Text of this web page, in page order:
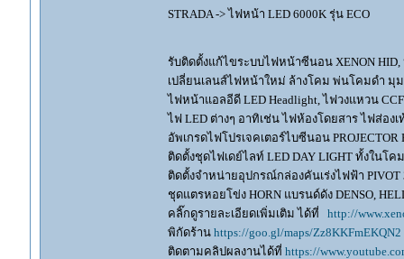
STRADA -> ไฟหน้า LED 6000K รุ่น ECO
รับติดตั้งแก้ไขระบบไฟหน้าซีนอน XENON
เปลี่ยนเลนส์ไฟหน้าใหม่ ล้างโคม พ่นโคมดำ มุ
ไฟหน้าแอลอีดี LED Headlight, ไฟวงแหวน
ไฟ LED ต่างๆ อาทิเช่น ไฟห้องโดยสาร ไฟส่อ
อัพเกรดไฟโปรเจคเตอร์ไบซีนอน
ติดตั้งชุดไฟเดย์ไลท์ LED DAY LIGHT ทั้งในโ
ติดตั้งจำหน่ายอุปกรณ์กล่องคันเร่งไฟฟ้า PIVOT
ชุดแตรหอยโข่ง HORN แบรนด์ดัง DENSO,
คลิ๊กดูรายละเอียดเพิ่มเติม ได้ที่ http://
พิกัดร้าน https://goo.gl/maps/Zz8KKFmEKQN2
ติดตามคลิปผลงานได้ที่ https://